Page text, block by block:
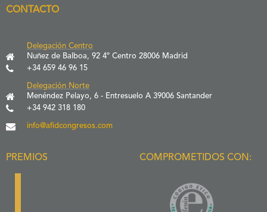
CONTACTO
Delegación Centro
Nuñez de Balboa, 92 4º Centro 28006 Madrid
+34 659 46 96 15
Delegación Norte
Menéndez Pelayo, 6 - Entresuelo A 39006 Santander
+34 942 318 180
info@afidcongresos.com
PREMIOS COMPROMETIDOS CON: